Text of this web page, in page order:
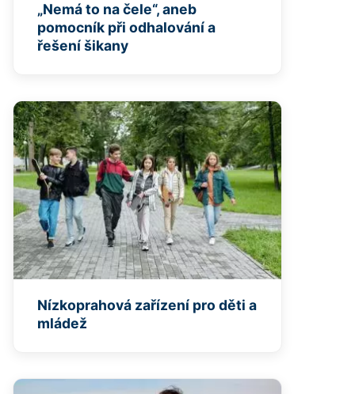
„Nemá to na čele“, aneb
pomocník při odhalování a
řešení šikany
Nízkoprahová zařízení pro děti a
mládež